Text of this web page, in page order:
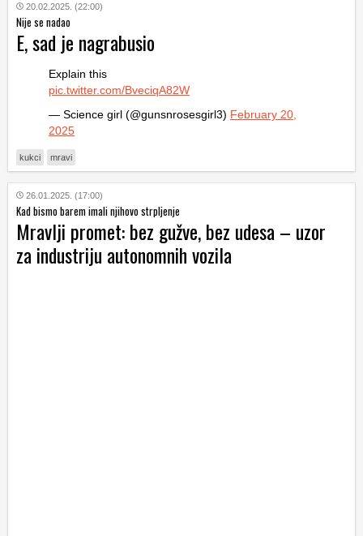
20.02.2025. (22:00)
Nije se nadao
E, sad je nagrabusio
Explain this
pic.twitter.com/BveciqA82W
— Science girl (@gunsnrosesgirl3) February 20,
2025
kukci mravi
26.01.2025. (17:00)
Kad bismo barem imali njihovo strpljenje
Mravlji promet: bez gužve, bez udesa – uzor
za industriju autonomnih vozila